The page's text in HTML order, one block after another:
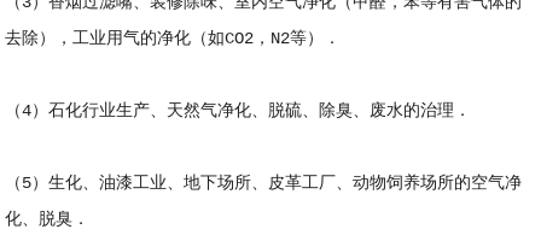
去除），工业用气的净化（如CO2，N2等）．
（4）石化行业生产、天然气净化、脱硫、除臭、废水的治理．
（5）生化、油漆工业、地下场所、皮革工厂、动物饲养场所的空气净
化、脱臭．